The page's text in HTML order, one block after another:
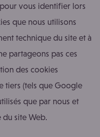
vous identifier lors
que nous utilisons
technique du site et à
partageons pas ces
des cookies
tiers (tels que Google
que par nous et
site Web.